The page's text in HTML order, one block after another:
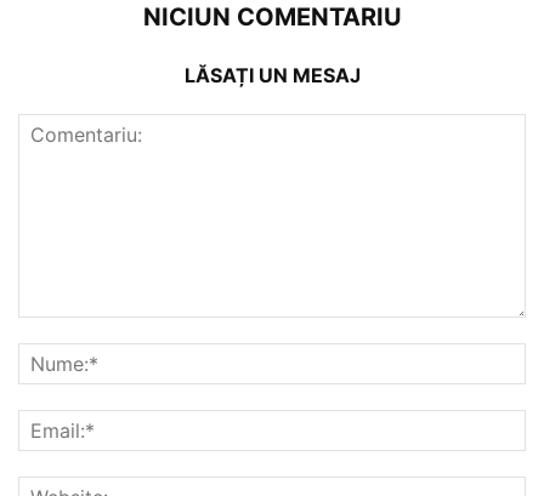
NICIUN COMENTARIU
LĂSAȚI UN MESAJ